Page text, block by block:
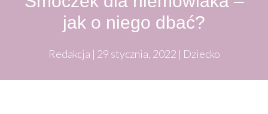
jak o niego dbać?
Redakcja | 29 stycznia, 2022 | Dziecko